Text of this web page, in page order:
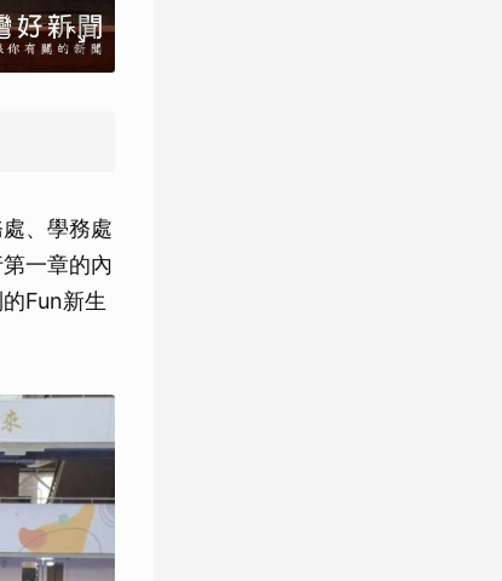
、學務處
一章的內
Fun新生